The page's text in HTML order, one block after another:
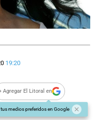
19:20
Agregar El Litoral en
tus medios preferidos en Google